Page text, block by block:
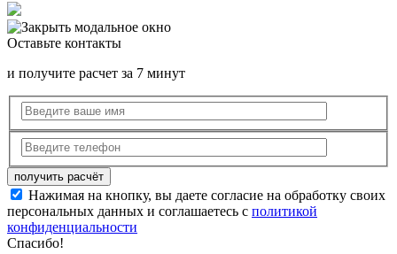
Оставьте контакты
и получите расчет за 7 минут
Нажимая на кнопку, вы даете согласие на обработку своих
персональных данных и соглашаетесь с политикой
конфиденциальности
Спасибо!